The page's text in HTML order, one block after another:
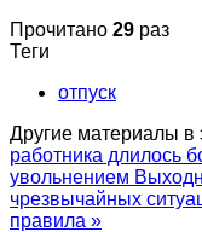
Прочитано 29 раз
Теги
отпуск
Другие материалы в
работника длилось
увольнением
чрезвычайных
правила »